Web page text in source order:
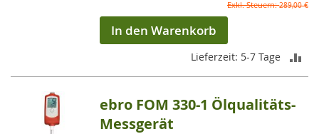
289,00 €
In den Warenkorb
Lieferzeit: 5-7 Tage
ebro FOM 330-1 Ölqualitäts-
Messgerät